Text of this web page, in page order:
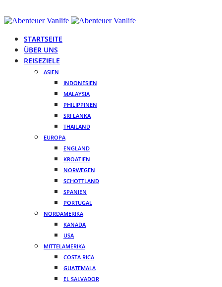
STARTSEITE
ÜBER UNS
REISEZIELE
ASIEN
INDONESIEN
MALAYSIA
PHILIPPINEN
SRI LANKA
THAILAND
EUROPA
ENGLAND
KROATIEN
NORWEGEN
SCHOTTLAND
SPANIEN
PORTUGAL
NORDAMERIKA
KANADA
USA
MITTELAMERIKA
COSTA RICA
GUATEMALA
EL SALVADOR